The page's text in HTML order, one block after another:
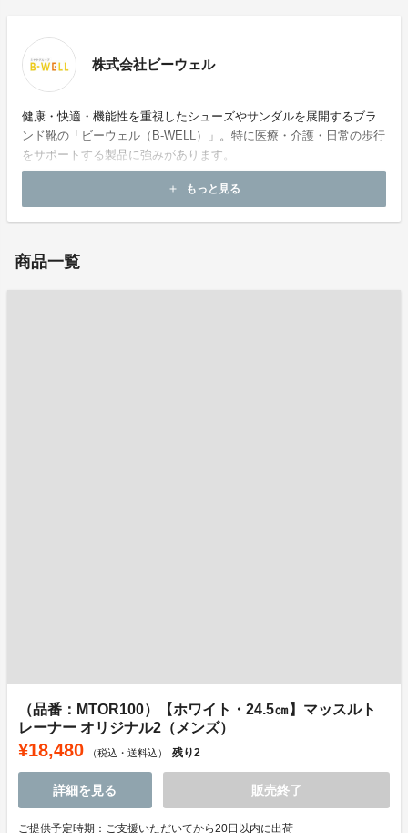
株式会社ビーウェル
健康・快適・機能性を重視したシューズやサンダルを展開するブラ
ンド靴の「ビーウェル（B-WELL）」。特に医療・介護・日常の歩行
をサポートする製品に強みがあります。
add もっと見る
商品一覧
（品番：MTOR100）【ホワイト・24.5㎝】マッスルト
レーナー オリジナル2（メンズ）
¥18,480 （税込・送料込） 残り2
詳細を見る 販売終了
ご提供予定時期：ご支援いただいてから20日以内に出荷